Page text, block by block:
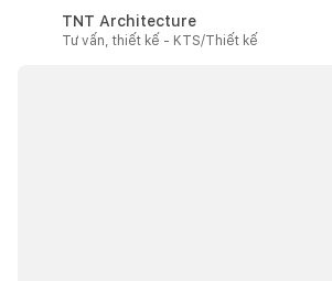
TNT Architecture
Tư vấn, thiết kế - KTS/Thiết kế